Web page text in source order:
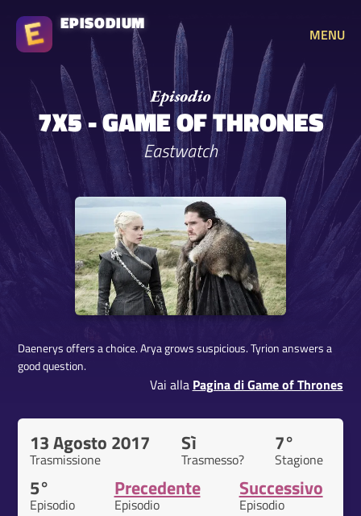
EPISODIUM
MENU
7X5 - GAME OF THRONES
Eastwatch
Daenerys offers a choice. Arya grows suspicious. Tyrion answers a
good question.
Vai alla Pagina di Game of Thrones
13 Agosto 2017
Trasmissione
Sì
Trasmesso?
7°
Stagione
5°
Episodio
Precedente
Episodio
Successivo
Episodio